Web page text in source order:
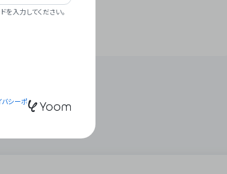
入力してください。
バシーポ